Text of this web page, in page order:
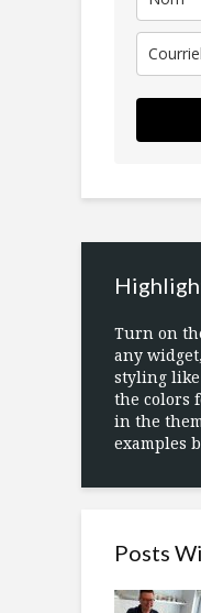
Turn on
any
styling like
the colors
in the
examples
Posts